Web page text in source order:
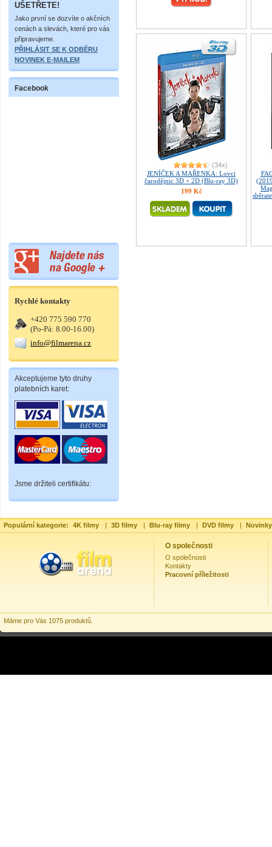
UŠETŘETE!
Jako první se dozvíte o akčních
cenách a slevách, které pro vás
připravujeme.
PŘIHLÁSIT SE K ODBĚRU
NOVINEK E-MAILEM
Facebook
Rychlé kontakty
+420 775 590 770
(Po-Pá: 8.00-16.00)
info@filmarena.cz
Akceptujeme tyto druhy
platebních karet:
Jsme držiteli certifikátu:
(34x)
JENÍČEK A MAŘENKA: Lovci
čarodějnic 3D + 2D (Blu-ray 3D)
199 Kč
Populární kategorie: 4K filmy | 3D filmy | Blu-ray filmy | DVD filmy |
O společnosti
O společnosti
Kontakty
Pracovní příležitosti
Máme pro Vás 1075 produktů.